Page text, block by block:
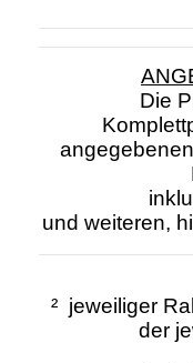
Die
und weiteren,
² jeweiliger
der